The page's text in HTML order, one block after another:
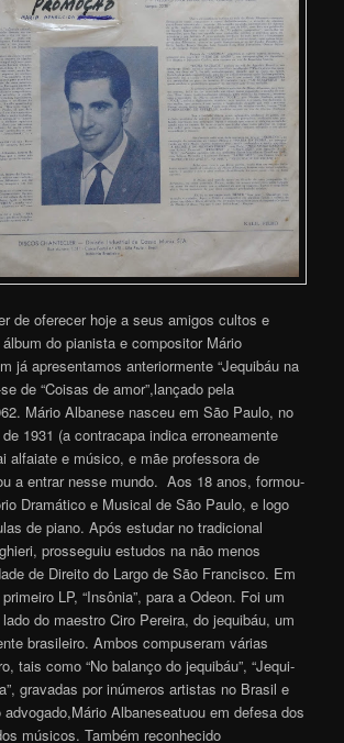
de oferecer hoje a seus amigos cultos e
do pianista e compositor Mário
já apresentamos anteriormente “Jequibáu na
de “Coisas de amor”,lançado pela
Mário Albanese nasceu em São Paulo, no
1931 (a contracapa indica erroneamente
alfaiate e músico, e mãe professora de
a entrar nesse mundo. Aos 18 anos, formou-
Dramático e Musical de São Paulo, e logo
de piano. Após estudar no tradicional
prosseguiu estudos na não menos
de Direito do Largo de São Francisco. Em
LP, “Insônia”, para a Odeon. Foi um
do maestro Ciro Pereira, do jequibáu, um
brasileiro. Ambos compuseram várias
tais como “No balanço do jequibáu”, “Jequi-
gravadas por inúmeros artistas no Brasil e
advogado,Mário Albaneseatuou em defesa dos
músicos. Também reconhecido